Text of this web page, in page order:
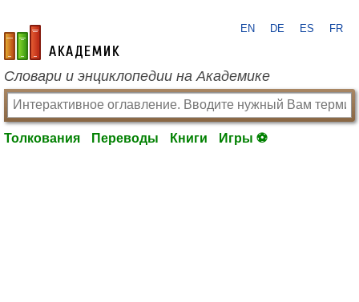
academic.ru
EN DE ES FR
Словари и энциклопедии на Академике
Толкования Переводы Книги Игры ⚽